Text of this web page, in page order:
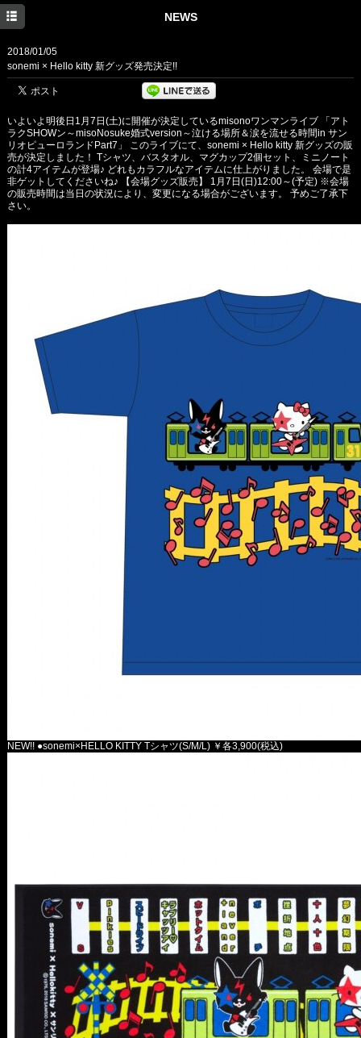
NEWS
2018/01/05
sonemi × Hello kitty 新グッズ発売決定!!
いよいよ明後日1月7日(土)に開催が決定しているmisonoワンマンライブ 「アト
ラクSHOWン～misoNosuke婚式version～泣ける場所＆涙を流せる時間in サン
リオピューロランドPart7」 このライブにて、sonemi × Hello kitty 新グッズの販
売が決定しました！ Tシャツ、バスタオル、マグカップ2個セット、ミニノート
の計4アイテムが登場♪ どれもカラフルなアイテムに仕上がりました。 会場で是
非ゲットしてくださいね♪ 【会場グッズ販売】 1月7日(日)12:00～(予定) ※会場
の販売時間は当日の状況により、変更になる場合がございます。 予めご了承下
さい。
NEW!! ●sonemi×HELLO KITTY Tシャツ(S/M/L) ￥各3,900(税込)
NEWS
MEDIA
DISCOGRAPHY
BLOG